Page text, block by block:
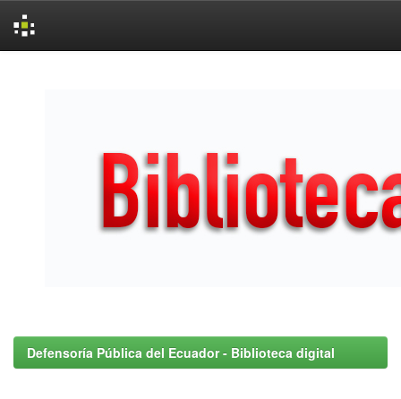
Defensoría Pública del Ecuador - Biblioteca digital